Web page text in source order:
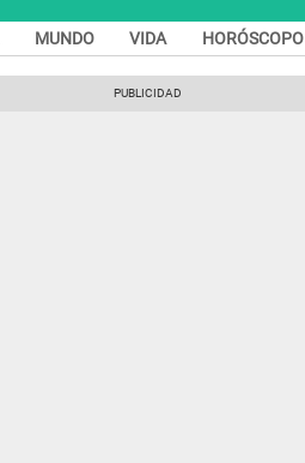
MUNDO VIDA HORÓSCOPO